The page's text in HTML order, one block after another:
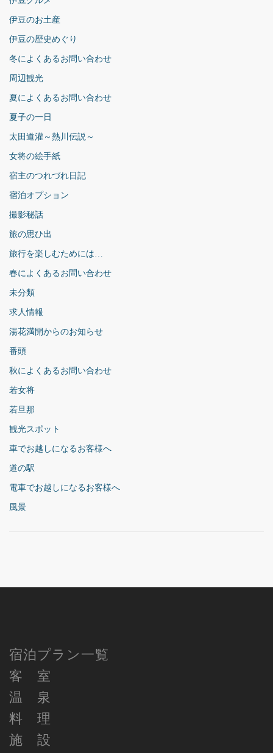
伊豆のお土産
伊豆の歴史めぐり
冬によくあるお問い合わせ
周辺観光
夏によくあるお問い合わせ
夏子の一日
太田道灌～熱川伝説～
女将の絵手紙
宿主のつれづれ日記
宿泊オプション
撮影秘話
旅の思ひ出
旅行を楽しむためには…
春によくあるお問い合わせ
未分類
求人情報
湯花満開からのお知らせ
番頭
秋によくあるお問い合わせ
若女将
若旦那
観光スポット
車でお越しになるお客様へ
道の駅
電車でお越しになるお客様へ
風景
宿泊プラン一覧
客 室
温 泉
料 理
施 設